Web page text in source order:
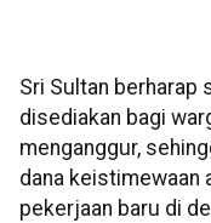
Sri Sultan berharap
disediakan bagi
menganggur,
dana keistimewaan
pekerjaan baru di